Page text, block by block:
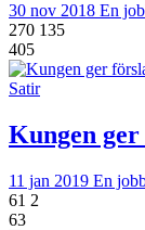
30 nov 2018 En
270 135
405
Satir
Kungen
11 jan 2019 En
61 2
63